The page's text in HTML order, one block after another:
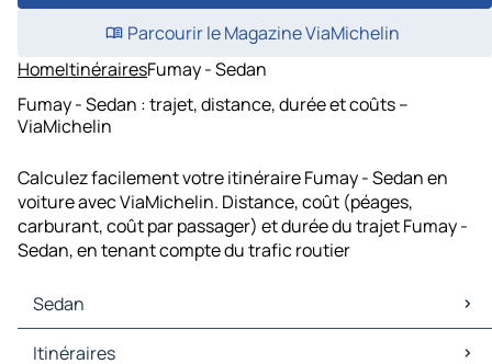
Parcourir le Magazine ViaMichelin
HomeItinérairesFumay - Sedan
Fumay - Sedan : trajet, distance, durée et coûts –
ViaMichelin
Calculez facilement votre itinéraire Fumay - Sedan en
voiture avec ViaMichelin. Distance, coût (péages,
carburant, coût par passager) et durée du trajet Fumay -
Sedan, en tenant compte du trafic routier
Sedan
Sedan Cartes et plans
Itinéraires